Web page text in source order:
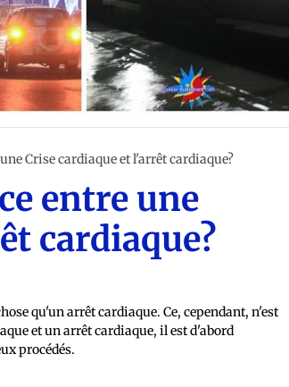
Crise cardiaque et l'arrêt cardiaque?
entre une
cardiaque?
qu'un arrêt cardiaque. Ce, cependant, n'est
et un arrêt cardiaque, il est d'abord
procédés.